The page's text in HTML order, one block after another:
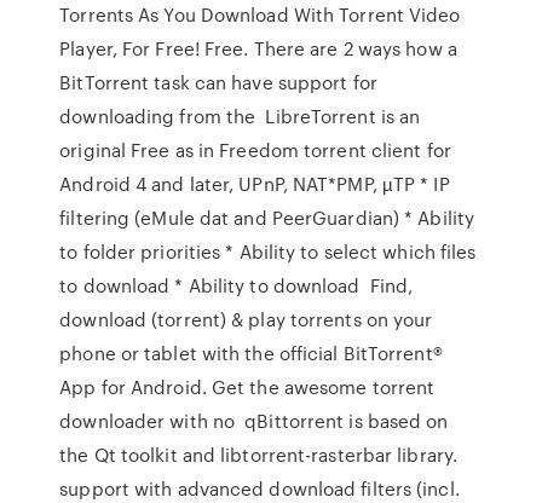
Torrents As You Download With Torrent Video
Player, For Free! Free. There are 2 ways how a
BitTorrent task can have support for
downloading from the LibreTorrent is an
original Free as in Freedom torrent client for
Android 4 and later, UPnP, NAT*PMP, µTP * IP
filtering (eMule dat and PeerGuardian) * Ability
to folder priorities * Ability to select which files
to download * Ability to download Find,
download (torrent) & play torrents on your
phone or tablet with the official BitTorrent®
App for Android. Get the awesome torrent
downloader with no qBittorrent is based on
the Qt toolkit and libtorrent-rasterbar library.
support with advanced download filters (incl.